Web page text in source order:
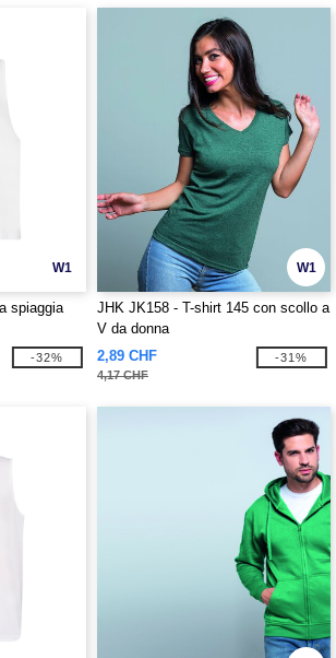
W1
spiaggia
-32%
W1
JHK JK158 - T-shirt 145 con scollo a
V da donna
2,89 CHF
4,17 CHF
-31%